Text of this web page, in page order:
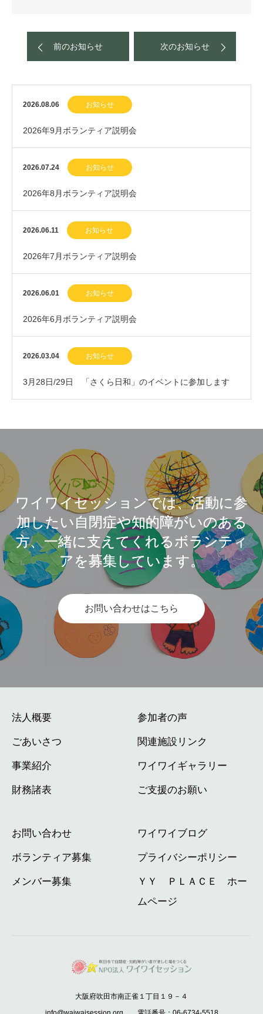
前のお知らせ 次のお知らせ
2026.08.06 お知らせ
2026年9月ボランティア説明会
2026.07.24 お知らせ
2026年8月ボランティア説明会
2026.06.11 お知らせ
2026年7月ボランティア説明会
2026.06.01 お知らせ
2026年6月ボランティア説明会
2026.03.04 お知らせ
3月28日/29日 「さくら日和」のイベントに参加します
ワイワイセッションでは、活動に参
加したい自閉症や知的障がいのある
方、一緒に支えてくれるボランティ
アを募集しています。
お問い合わせはこちら
法人概要
ごあいさつ
事業紹介
財務諸表
参加者の声
関連施設リンク
ワイワイギャラリー
ご支援のお願い
お問い合わせ
ボランティア募集
メンバー募集
ワイワイブログ
プライバシーポリシー
ＹＹ ＰＬＡＣＥ ホー
ムページ
大阪府吹田市南正雀１丁目１９－４